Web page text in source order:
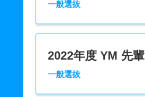
一般選抜
2022年度 YM 先輩
一般選抜